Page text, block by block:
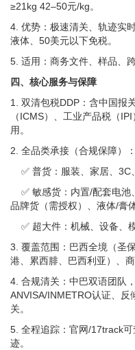
≥21kg 42–50元/kg。
4. 优势：极速清关、轨迹实
液体、50美元以下免税。
5. 适用：商务文件、样品、
四、核心服务与保障
1. 双清包税DDP：含中国报
（ICMS）、工业产品税（
用。
2. 全品类承接（合规保障）：
✅ 普货：服装、家居、3C
✅ 敏感货：内置/配套电池
品牌货（需授权）、液体/膏
✅ 超大件：机械、设备、
3. 覆盖范围：巴西全境（圣
港、累西腓、巴西利亚）、
4. 合规清关：中巴双语团队
ANVISA/INMETRO认证、反
关。
5. 全程追踪：官网/17track
迹。